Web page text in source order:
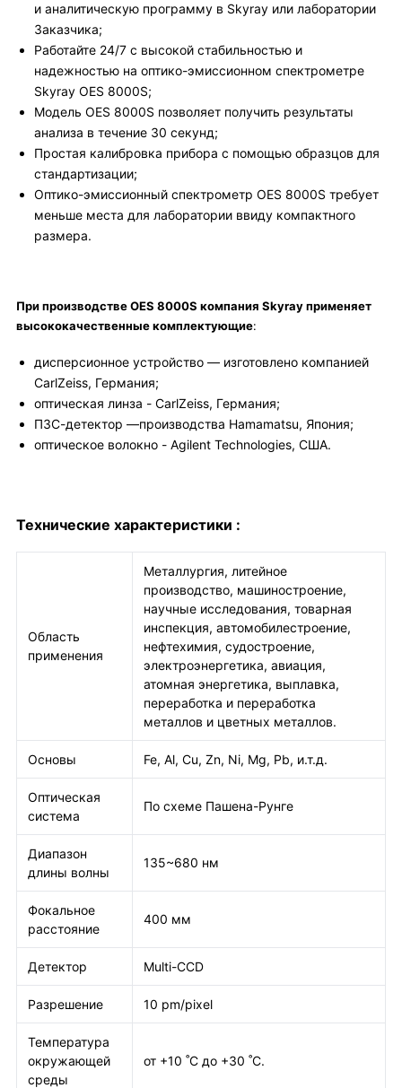
и аналитическую программу в Skyray или лаборатории
Заказчика;
Работайте 24/7 с высокой стабильностью и
надежностью на оптико-эмиссионном спектрометре
Skyray OES 8000S;
Модель OES 8000S позволяет получить результаты
анализа в течение 30 секунд;
Простая калибровка прибора с помощью образцов для
стандартизации;
Оптико-эмиссионный спектрометр OES 8000S требует
меньше места для лаборатории ввиду компактного
размера.
При производстве OES 8000S компания Skyray применяет
высококачественные комплектующие:
дисперсионное устройство — изготовлено компанией
CarlZeiss, Германия;
оптическая линза - CarlZeiss, Германия;
ПЗС-детектор —производства Hamamatsu, Япония;
оптическое волокно - Agilent Technologies, США.
Технические характеристики :
Область
применения
Металлургия, литейное
производство, машиностроение,
научные исследования, товарная
инспекция, автомобилестроение,
нефтехимия, судостроение,
электроэнергетика, авиация,
атомная энергетика, выплавка,
переработка и переработка
металлов и цветных металлов.
Основы Fe, Al, Cu, Zn, Ni, Mg, Pb, и.т.д.
Оптическая
система
По схеме Пашена-Рунге
Диапазон
длины волны
135~680 нм
Фокальное
расстояние
400 мм
Детектор Multi-CCD
Разрешение 10 pm/pixel
Температура
окружающей
среды
от +10 ˚С до +30 ˚С.